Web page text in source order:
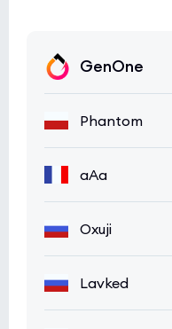
GenOne
Phantom
aAa
Oxuji
Lavked